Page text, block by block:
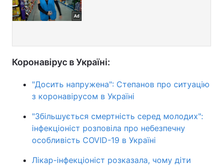
Коронавірус в Україні:
"Досить напружена": Степанов про ситуацію
з коронавірусом в Україні
"Збільшується смертність серед молодих":
інфекціоніст розповіла про небезпечну
особливість COVID-19 в Україні
Лікар-інфекціоніст розказала, чому діти